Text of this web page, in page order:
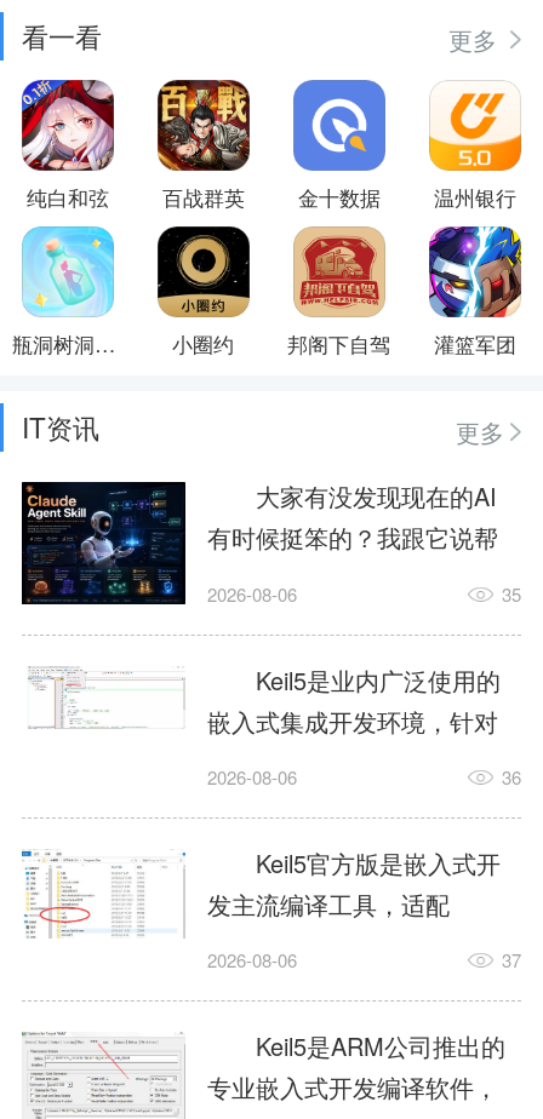
看一看 更多
纯白和弦 百战群英 金十数据 温州银行
瓶洞树洞漂流瓶 小圈约 邦阁下自驾 灌篮军团
IT资讯
更多
大家有没发现现在的AI
有时候挺笨的？我跟它说帮
我订个明天早上的闹钟，它
这样？因为AI，就是个只会
耍嘴皮子的书呆子。它脑子
里有海量知识，但没有真正
激发出来实力。而
AgentSkill，就是给AI大脑装
上的一双机械手，它真的能
解决很多问题。1什么是
AgentSkillSkill指...
2026-08-06 35
Keil5是业内广泛使用的
嵌入式集成开发环境，针对
ARM、51内核单片机提供编
力，代码编译稳定，调试工
具成熟，大量开源项目基于
该平台开发。新项目需要单
独下载对应芯片支持包，新
手配置难度较高，正版商业
授权费用不菲，未授权版本
存在程序容量限制，适合硬
2026-08-06 36
Keil5官方版是嵌入式开
发主流编译工具，适配
STM32、51单片机等多款芯
在线调试、代码仿真，兼容
众多厂商芯片安装包。软件
需要手动添加器件库，初次
2026-08-06 37
Keil5是ARM公司推出的
专业嵌入式开发编译软件，